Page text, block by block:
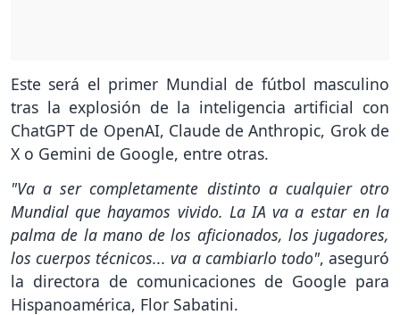
Este será el primer Mundial de fútbol masculino
tras la explosión de la inteligencia artificial con
ChatGPT de OpenAI, Claude de Anthropic, Grok de
X o Gemini de Google, entre otras.
"Va a ser completamente distinto a cualquier otro
Mundial que hayamos vivido. La IA va a estar en la
palma de la mano de los aficionados, los jugadores,
los cuerpos técnicos... va a cambiarlo todo", aseguró
la directora de comunicaciones de Google para
Hispanoamérica, Flor Sabatini.